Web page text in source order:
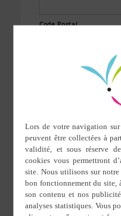
Code Postal
*
Sujet *